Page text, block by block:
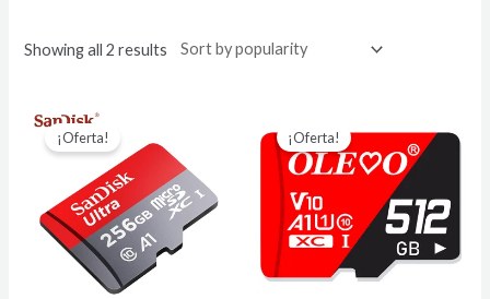
Showing all 2 results
¡Oferta! ¡Oferta!